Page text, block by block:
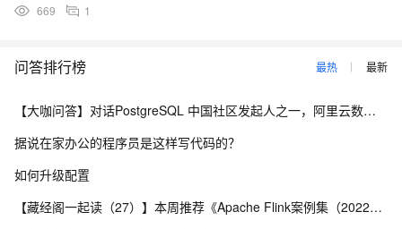
669 1
问答排行榜 最热 最新
【大咖问答】对话PostgreSQL 中国社区发起人之一，阿里云数据库高级专家 德哥
据说在家办公的程序员是这样写代码的？
如何升级配置
【藏经阁一起读（27）】本周推荐《Apache Flink案例集（2022版）》，你有哪些心得？